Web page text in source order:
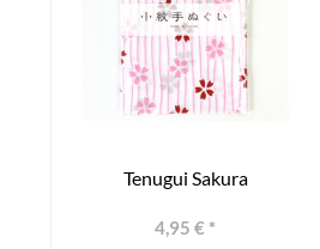
Tenugui Sakura
4,95 € *